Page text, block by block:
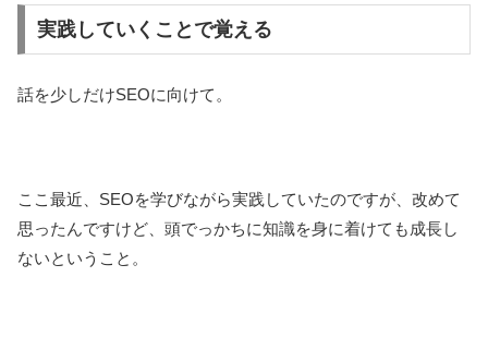
実践していくことで覚える
話を少しだけSEOに向けて。
ここ最近、SEOを学びながら実践していたのですが、改めて
思ったんですけど、頭でっかちに知識を身に着けても成長し
ないということ。